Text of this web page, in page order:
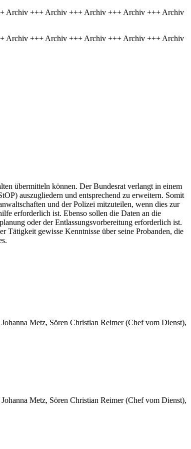
Archiv +++ Archiv +++ Archiv +++ Archiv +++ Archiv
Archiv +++ Archiv +++ Archiv +++ Archiv +++ Archiv
übermitteln können. Der Bundesrat verlangt in einem
auszugliedern und entsprechend zu erweitern. Somit
und der Polizei mitzuteilen, wenn dies zur
erforderlich ist. Ebenso sollen die Daten an die
oder der Entlassungsvorbereitung erforderlich ist.
Tätigkeit gewisse Kenntnisse über seine Probanden, die
Metz, Sören Christian Reimer (Chef vom Dienst),
Metz, Sören Christian Reimer (Chef vom Dienst),